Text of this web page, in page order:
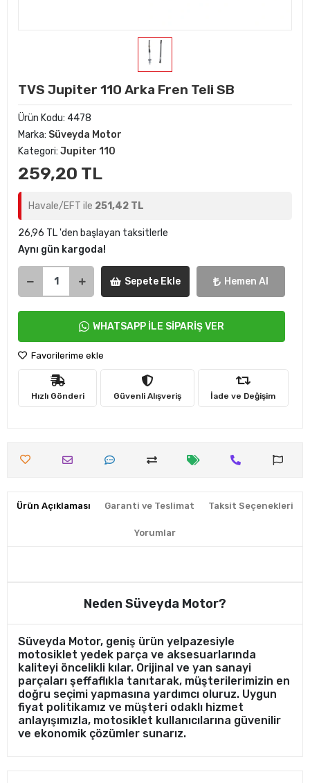
TVS Jupiter 110 Arka Fren Teli SB
Ürün Kodu: 4478
Marka: Süveyda Motor
Kategori: Jupiter 110
259,20 TL
Havale/EFT ile 251,42 TL
26,96 TL 'den başlayan taksitlerle
Aynı gün kargoda!
Sepete Ekle Hemen Al
WHATSAPP İLE SİPARİŞ VER
Favorilerime ekle
Hızlı Gönderi Güvenli Alışveriş İade ve Değişim
Ürün Açıklaması Garanti ve Teslimat Taksit Seçenekleri
Yorumlar
Neden Süveyda Motor?
Süveyda Motor, geniş ürün yelpazesiyle
motosiklet yedek parça ve aksesuarlarında
kaliteyi öncelikli kılar. Orijinal ve yan sanayi
parçaları şeffaflıkla tanıtarak, müşterilerimizin en
doğru seçimi yapmasına yardımcı oluruz. Uygun
fiyat politikamız ve müşteri odaklı hizmet
anlayışımızla, motosiklet kullanıcılarına güvenilir
ve ekonomik çözümler sunarız.